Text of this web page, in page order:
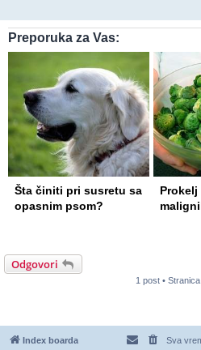
Preporuka za Vas:
Šta činiti pri susretu sa
opasnim psom?
Odgovori
1 post • Stranica
Index boarda Sva